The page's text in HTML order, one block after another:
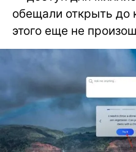
обещали открыть до
этого еще не